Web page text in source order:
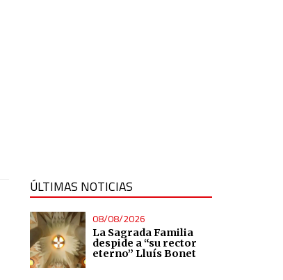
ÚLTIMAS NOTICIAS
08/08/2026
La Sagrada Familia
despide a “su rector
eterno” Lluís Bonet